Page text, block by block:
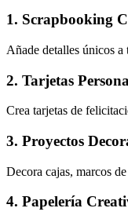
1. Scrapbooking
Añade detalles únicos a
2. Tarjetas
Crea tarjetas de
3. Proyectos
Decora cajas, marcos
4. Papelería